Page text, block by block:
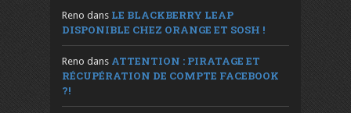
Reno dans LE BLACKBERRY LEAP
DISPONIBLE CHEZ ORANGE ET SOSH !
Reno dans ATTENTION : PIRATAGE ET
RÉCUPÉRATION DE COMPTE FACEBOOK
?!